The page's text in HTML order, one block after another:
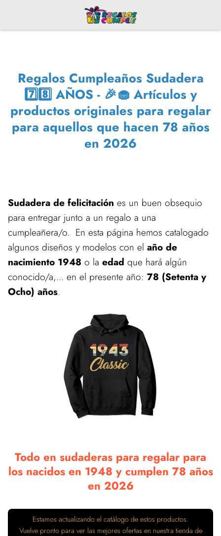
Regalos Cumpleaños Sudadera
7️⃣8️⃣ AÑOS - 🎉🧁 Artículos y
productos originales para regalar
para aquellos que hacen 78 años
en 2026
Sudadera de felicitación es un buen obsequio
para entregar junto a un regalo a una
cumpleañera/o. En esta página hemos catalogado
algunos diseños y modelos con el año de
nacimiento 1948 o la edad que hará algún
conocido/a,... en el presente año: 78 (Setenta y
Ocho) años.
Todo en sudaderas para regalar para
los nacidos en 1948 y cumplen 78 años
en 2026
Estamos actualizando el catálogo de estos productos.
Vuelve pronto para ver las mejores ofertas en nuestra tienda de